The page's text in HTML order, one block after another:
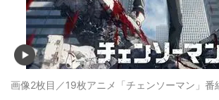
画像2枚目／19枚アニメ「チェンソーマン」番